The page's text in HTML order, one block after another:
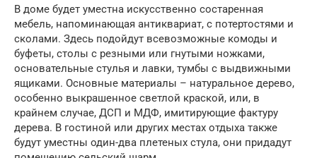
В доме будет уместна искусственно состаренная
мебель, напоминающая антиквариат, с потертостями и
сколами. Здесь подойдут всевозможные комоды и
буфеты, столы с резными или гнутыми ножками,
основательные стулья и лавки, тумбы с выдвижными
ящиками. Основные материалы – натуральное дерево,
особенно выкрашенное светлой краской, или, в
крайнем случае, ДСП и МДФ, имитирующие фактуру
дерева. В гостиной или других местах отдыха также
будут уместны один-два плетеных стула, они придадут